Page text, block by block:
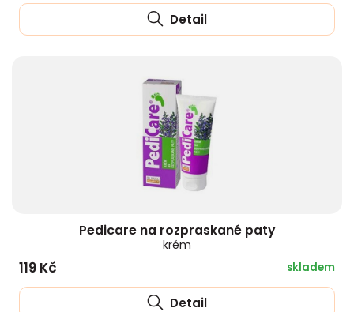
Detail
Pedicare na rozpraskané paty
krém
119 Kč skladem
Detail